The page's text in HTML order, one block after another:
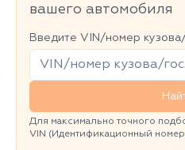
вашего автомобиля
Введите VIN/номер
Для максимально точного
VIN (Идентификационный номер